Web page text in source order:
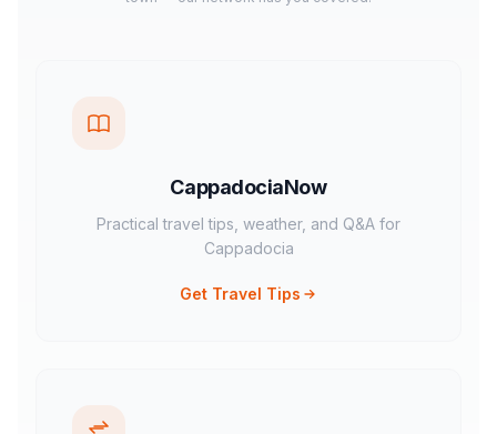
CappadociaNow
Practical travel tips, weather, and Q&A for
Cappadocia
Get Travel Tips